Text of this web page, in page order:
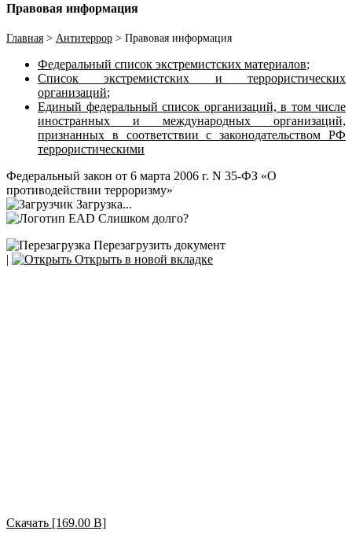
Правовая информация
Главная > Антитеррор > Правовая информация
Федеральный список экстремистских материалов;
Список экстремистских и террористических
организаций;
Единый федеральный список организаций, в том числе
иностранных и международных организаций,
признанных в соответствии с законодательством РФ
террористическими
Федеральный закон от 6 марта 2006 г. N 35-ФЗ «О
противодействии терроризму»
Загрузка...
Слишком долго?
Перезагрузить документ
|
Открыть в новой вкладке
Скачать [169.00 B]